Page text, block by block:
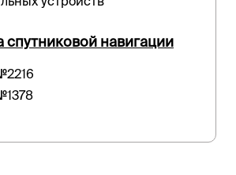
спутниковой навигации